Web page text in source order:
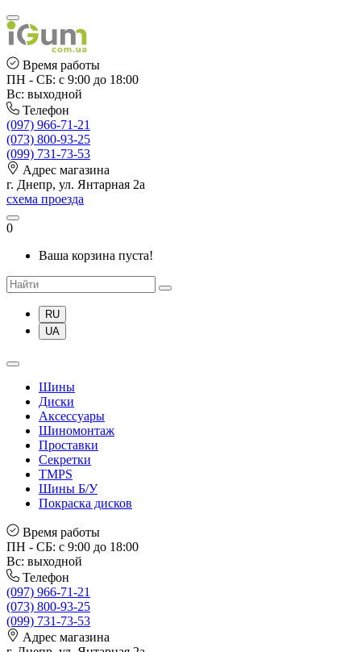
Время работы
ПН - СБ: с 9:00 до 18:00
Вс: выходной
Телефон
(097) 966-71-21
(073) 800-93-25
(099) 731-73-53
Адрес магазина
г. Днепр, ул. Янтарная 2а
схема проезда
0
Ваша корзина пуста!
RU
UA
Шины
Диски
Аксессуары
Шиномонтаж
Проставки
Секретки
TMPS
Шины Б/У
Покраска дисков
Время работы
ПН - СБ: с 9:00 до 18:00
Вс: выходной
Телефон
(097) 966-71-21
(073) 800-93-25
(099) 731-73-53
Адрес магазина